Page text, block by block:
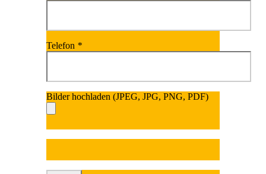
Telefon *
Bilder hochladen (JPEG, JPG, PNG, PDF)